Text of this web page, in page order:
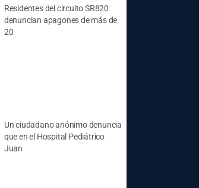
Residentes del circuito SR820
denuncian apagones de más de
20
Un ciudadano anónimo denuncia
que en el Hospital Pediátrico
Juan